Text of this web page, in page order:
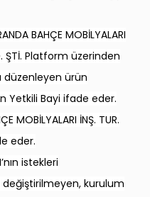
BAHÇE MOBİLYALARI
ŞTİ. Platform üzerinden
düzenleyen ürün
Yetkili Bayi ifade eder.
MOBİLYALARI İNŞ. TUR.
eder.
istekleri
kurulum